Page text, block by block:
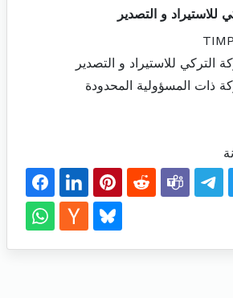
للاستيراد و التصدير
التركي للاستيراد و التصدير
ذات المسؤولية المحدودة